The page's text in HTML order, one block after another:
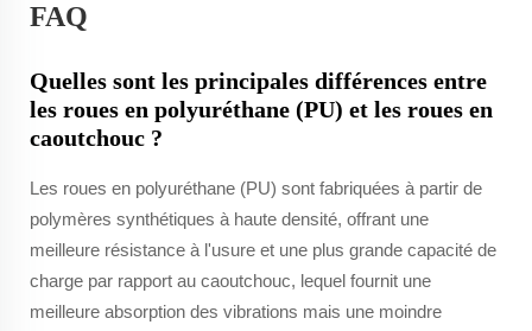
FAQ
Quelles sont les principales différences entre
les roues en polyuréthane (PU) et les roues en
caoutchouc ?
Les roues en polyuréthane (PU) sont fabriquées à partir de
polymères synthétiques à haute densité, offrant une
meilleure résistance à l'usure et une plus grande capacité de
charge par rapport au caoutchouc, lequel fournit une
meilleure absorption des vibrations mais une moindre